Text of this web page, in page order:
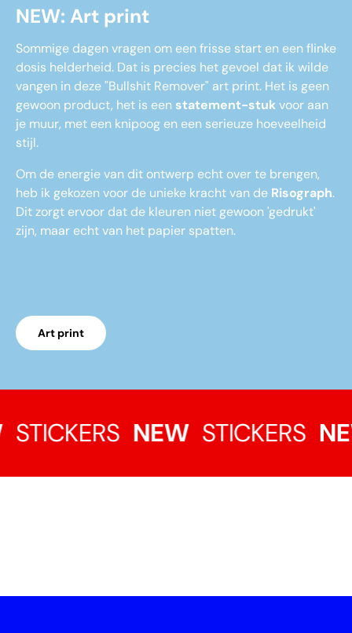
NEW: Art print
Sommige dagen vragen om een frisse start en een flinke
dosis helderheid. Dat is precies het gevoel dat ik wilde
vangen in deze "Bullshit Remover" art print. Het is geen
gewoon product, het is een statement-stukvoor aan
je muur, met een knipoog en een serieuze hoeveelheid
stijl.
Om de energie van dit ontwerp echt over te brengen,
heb ik gekozen voor de unieke kracht van de Risograph.
Dit zorgt ervoor dat de kleuren niet gewoon 'gedrukt'
zijn, maar echt van het papier spatten.
Art print
STICKERS NEW STICKERS